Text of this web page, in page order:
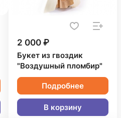
2 000 ₽
Букет из гвоздик
"Воздушный пломбир"
Подробнее
В корзину